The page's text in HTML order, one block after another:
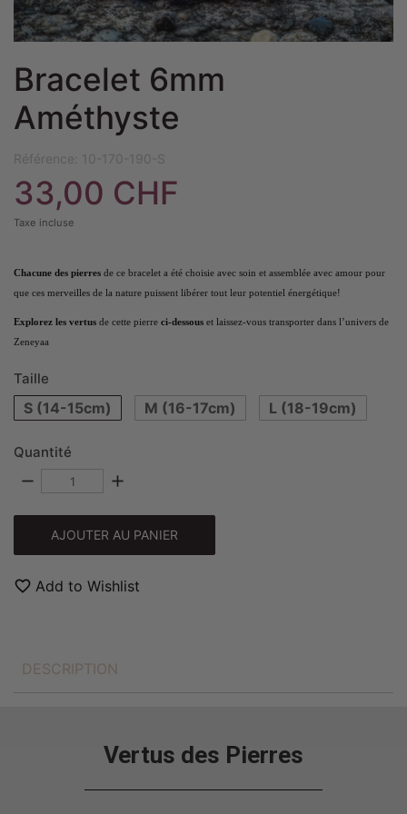
Bracelet 6mm
Améthyste
Référence: 10-170-190-S
33,00 CHF
Taxe incluse
Chacune des pierres de ce bracelet a été choisie avec soin et assemblée avec amour pour
que ces merveilles de la nature puissent libérer tout leur potentiel énergétique!
Explorez les vertus de cette pierre ci-dessous et laissez-vous transporter dans l’univers de
Zeneyaa
Taille
S (14-15cm) M (16-17cm) L (18-19cm)
Quantité
remove add
AJOUTER AU PANIER
favorite_border Add to Wishlist
DESCRIPTION
Vertus des Pierres